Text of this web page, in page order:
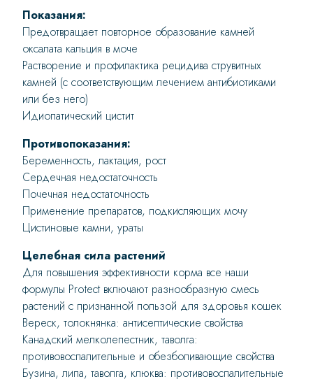
Показания:
Предотвращает повторное образование камней
оксалата кальция в моче
Растворение и профилактика рецидива струвитных
камней (с соответствующим лечением антибиотиками
или без него)
Идиопатический цистит
Противопоказания:
Беременность, лактация, рост
Сердечная недостаточность
Почечная недостаточность
Применение препаратов, подкисляющих мочу
Цистиновые камни, ураты
Целебная сила растений
Для повышения эффективности корма все наши
формулы Protect включают разнообразную смесь
растений с признанной пользой для здоровья кошек
Вереск, толокнянка: антисептические свойства
Канадский мелколепестник, таволга:
противовоспалительные и обезболивающие свойства
Бузина, липа, таволга, клюква: противовоспалительные